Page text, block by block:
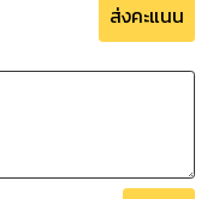
ส่งคะแนน